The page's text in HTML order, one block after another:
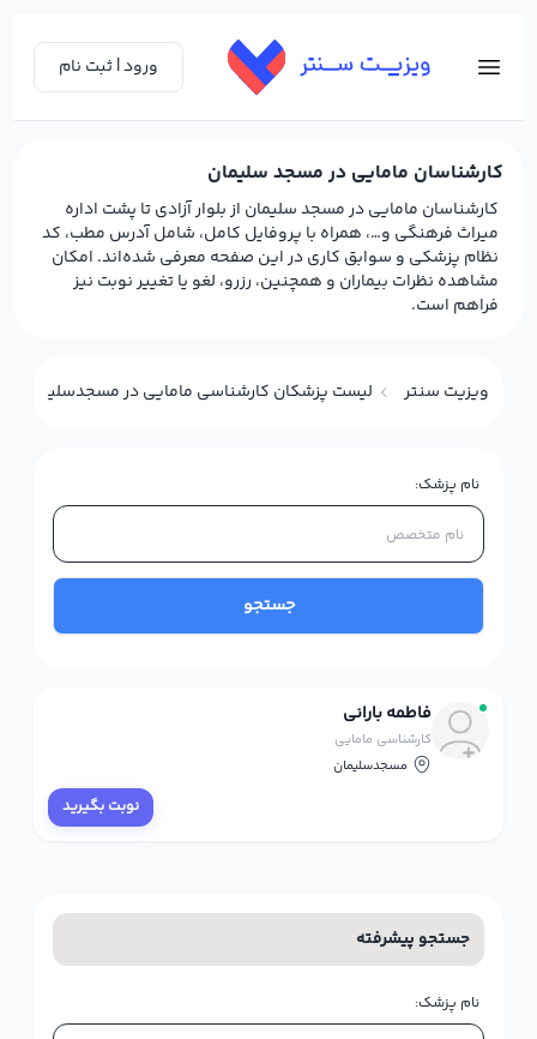
ورود | ثبت نام
کارشناسان مامایی در مسجد سلیمان
کارشناسان مامایی در مسجد سلیمان از بلوار آزادی تا پشت اداره
میراث فرهنگی و…، همراه با پروفایل کامل، شامل آدرس مطب، کد
نظام پزشکی و سوابق کاری در این صفحه معرفی شده‌اند. امکان
مشاهده نظرات بیماران و همچنین، رزرو، لغو یا تغییر نوبت نیز
فراهم است.
ویزیت سنتر لیست پزشکان کارشناسی مامایی در مسجدسلیمان
نام پزشک:
جستجو
فاطمه بارانی
کارشناسی مامایی
مسجدسلیمان
نوبت بگیرید
جستجو پیشرفته
نام پزشک: